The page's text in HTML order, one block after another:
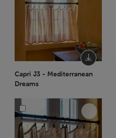
Capri J3 - Mediterranean
Dreams